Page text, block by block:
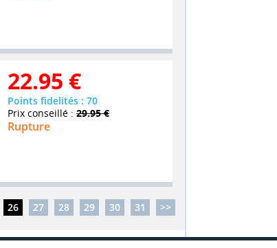
22.95 €
Points fidelités : 70
Prix conseillé : 29.95 €
Rupture
26 27 28 29 30 31 >>